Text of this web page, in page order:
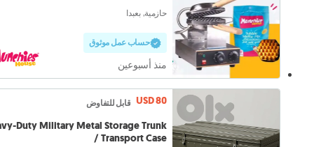
حازمية, بعبدا
حساب عمل موثوق
منذ أسبوعين
USD 80 قابل للتفاوض
Duty Military Metal Storage Trunk
/ Transport Case